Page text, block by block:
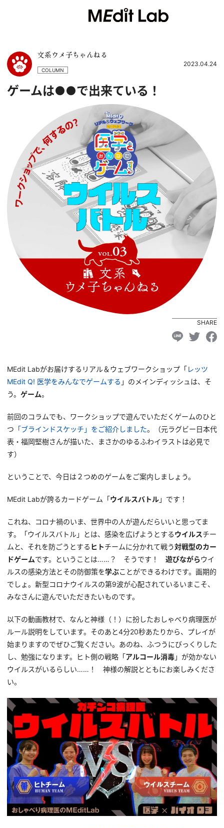
文系ウメ子ちゃんねる
COLUMN
2023.04.24
ゲームは●●で出来ている！
SHARE
MEdit Labがお届けするリアル＆ウェブワークショップ「レッツ
MEdit Q! 医学をみんなでゲームする 」のメインディッシュは、そ
う。 ゲーム。
前回のコラムでも、ワークショップで遊んでいただくゲームのひと
つ 「ブラインドスケッチ」をご紹介しました。（元ラグビー日本代
表・福岡堅樹さんが描いた、まさかのゆるふわイラストは必見で
す）
ということで、今日は２つめのゲームをご案内しましょう。
MEdit Labが誇るカードゲーム「ウイルスバトル」です！
これね、コロナ禍のいま、世界中の人が遊んだらいいと思ってま
す。「ウイルスバトル」とは、感染を広げようとするウイルスチー
ムと、それを防ごうとする ヒトチームに分かれて戦う対戦型のカー
ドゲームです。ということは……？ そうです！ 遊びながらウイ
ルスの感染方法とその防御策を学ぶことができるわけです。画期的
でしょ。新型コロナウイルスの第9波が心配されているいまこそ、
みなさんに遊んでいただきたいものです。
以下の動画教材で、なんと神様（！）に扮したおしゃべり病理医が
ルール説明をしています。そのあと4分20秒あたりから、プレイが
始まりますのでぜひご覧ください。あのね、ふつうにびっくりした
し、勉強になります。ヒト側の戦略「アルコール消毒」が効かない
ウイルスがいるらしい……！ 神様の解説とともにお楽しみくださ
い。